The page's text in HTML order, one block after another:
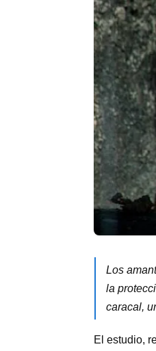
Los
la
caracal,
El estudio,